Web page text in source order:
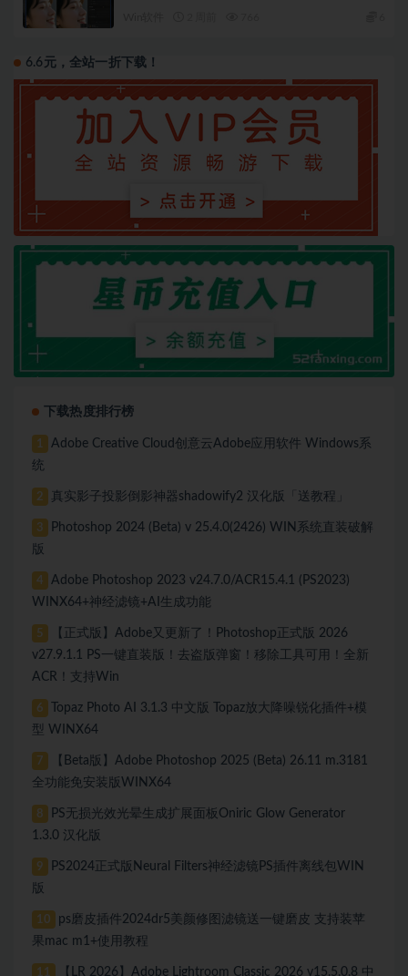
6.6元，全站一折下载！
下载热度排行榜
1
Adobe Creative Cloud创意云Adobe应用软件 Windows系
统
2 真实影子投影倒影神器shadowify2 汉化版「送教程」
3
Photoshop 2024 (Beta) v 25.4.0(2426) WIN系统直装破解
版
4
Adobe Photoshop 2023 v24.7.0/ACR15.4.1 (PS2023)
WINX64+神经滤镜+AI生成功能
5
【正式版】Adobe又更新了！Photoshop正式版 2026
v27.9.1.1 PS一键直装版！去盗版弹窗！移除工具可用！全新
ACR！支持Win
6
Topaz Photo AI 3.1.3 中文版 Topaz放大降噪锐化插件+模
型 WINX64
7
【Beta版】Adobe Photoshop 2025 (Beta) 26.11 m.3181
全功能免安装版WINX64
8
PS无损光效光晕生成扩展面板Oniric Glow Generator
1.3.0 汉化版
9
PS2024正式版Neural Filters神经滤镜PS插件离线包WIN
版
10
ps磨皮插件2024dr5美颜修图滤镜送一键磨皮 支持装苹
果mac m1+使用教程
11
【LR 2026】Adobe Lightroom Classic 2026 v15.5.0.8 中